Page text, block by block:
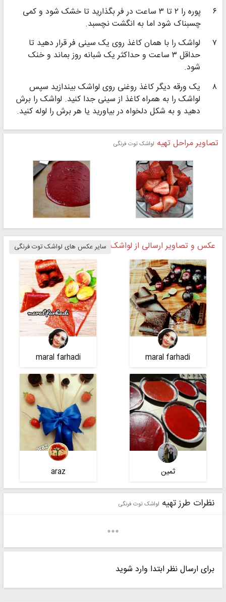
۶
پوره را ۲ تا ۳ ساعت در فر بگذارید تا خشک شود و کمی
چسبناک شود اما به انگشت نچسبد.
۷
لواشک را با همان کاغذ روی یک سینی فر قرار دهید تا
حداقل ۳ ساعت و حداکثر یک شبانه روز بماند و خنک
شود.
۸
یک ورقه دیگر کاغذ روغنی روی لواشک بیندازید سپس
لواشک را به همراه کاغذ از سینی جدا کنید. لواشک را برش
دهید و به شکل دلخواه در بیاورید یا هر برش را لوله کنید.
تصاویر مراحل تهیه لواشک توت فرنگی
عکس و تصاویر ارسالی از لواشک توت فرنگیسایر عکس های لواشک توت فرنگی
maral farhadi
maral farhadi
ثمین araz
ام البنات سرآشپز زهره
نظرات طرز تهیه لواشک توت فرنگی
برای ارسال نظر ابتدا وارد شوید